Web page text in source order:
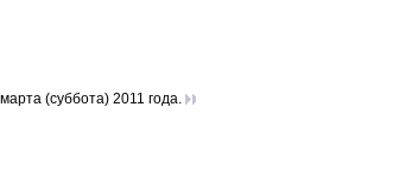
(суббота) 2011 года.